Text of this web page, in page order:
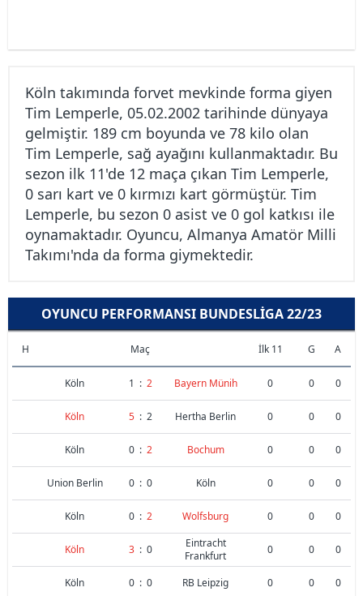
Köln takımında forvet mevkinde forma giyen
Tim Lemperle, 05.02.2002 tarihinde dünyaya
gelmiştir. 189 cm boyunda ve 78 kilo olan
Tim Lemperle, sağ ayağını kullanmaktadır. Bu
sezon ilk 11'de 12 maça çıkan Tim Lemperle,
0 sarı kart ve 0 kırmızı kart görmüştür. Tim
Lemperle, bu sezon 0 asist ve 0 gol katkısı ile
oynamaktadır. Oyuncu, Almanya Amatör Milli
Takımı'nda da forma giymektedir.
OYUNCU PERFORMANSI BUNDESLIGA 22/23
H Maç İlk 11 G A
Köln 1 : 2 Bayern Münih 0 0 0
Köln 5 : 2 Hertha Berlin 0 0 0
Köln 0 : 2 Bochum 0 0 0
Union Berlin 0 : 0 Köln 0 0 0
Köln 0 : 2 Wolfsburg 0 0 0
Köln 3 : 0
Eintracht
Frankfurt
0 0 0
Köln 0 : 0 RB Leipzig 0 0 0